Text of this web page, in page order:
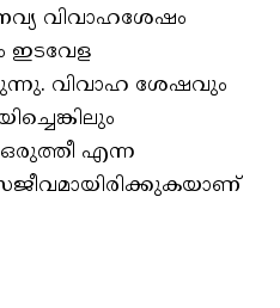
നവ്യ വിവാഹശേഷം
ഇടവേള
വിവാഹ ശേഷവും
ഒരുത്തീ എന്ന